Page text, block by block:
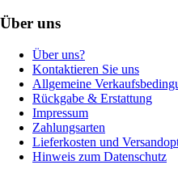
Über uns
Über uns?
Kontaktieren Sie uns
Allgemeine
Rückgabe & Erstattung
Impressum
Zahlungsarten
Lieferkosten und
Hinweis zum Datenschutz